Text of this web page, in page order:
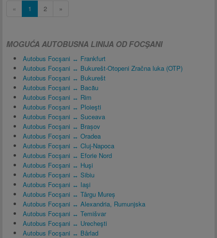
« 1 2 »
MOGUĆA AUTOBUSNA LINIJA OD FOCŞANI
Autobus Focşani ↔ Frankfurt
Autobus Focşani ↔ Bukurešt-Otopeni Zračna luka (OTP)
Autobus Focşani ↔ Bukurešt
Autobus Focşani ↔ Bacău
Autobus Focşani ↔ Rim
Autobus Focşani ↔ Ploieşti
Autobus Focşani ↔ Suceava
Autobus Focşani ↔ Brașov
Autobus Focşani ↔ Oradea
Autobus Focşani ↔ Cluj-Napoca
Autobus Focşani ↔ Eforie Nord
Autobus Focşani ↔ Huşi
Autobus Focşani ↔ Sibiu
Autobus Focşani ↔ Iaşi
Autobus Focşani ↔ Târgu Mureș
Autobus Focşani ↔ Alexandria, Rumunjska
Autobus Focşani ↔ Temišvar
Autobus Focşani ↔ Urecheşti
Autobus Focşani ↔ Bârlad